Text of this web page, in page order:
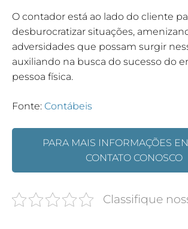
O contador está ao lado do cliente
desburocratizar situações,
adversidades que possam surgir
auxiliando na busca do sucesso do
pessoa física.
Fonte: Contábeis
PARA MAIS INFORMAÇÕES
CONTATO CONOSCO
Classifique